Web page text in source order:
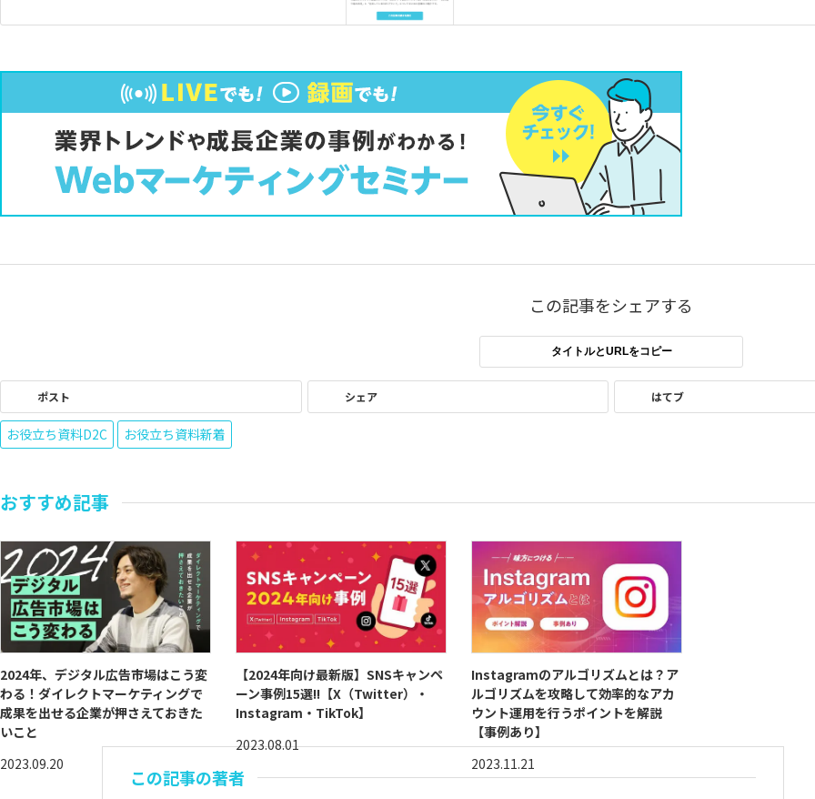
この記事をシェアする
タイトルとURLをコピー
ポスト シェア はてブ
お役立ち資料D2C お役立ち資料新着
おすすめ記事
2024年、デジタル広告市場はこう変
わる！ダイレクトマーケティングで
成果を出せる企業が押さえておきた
いこと
2023.09.20
【2024年向け最新版】SNSキャンペ
ーン事例15選!!【X（Twitter）・
Instagram・TikTok】
2023.08.01
Instagramのアルゴリズムとは？ア
ルゴリズムを攻略して効率的なアカ
ウント運用を行うポイントを解説
【事例あり】
2023.11.21
この記事の著者